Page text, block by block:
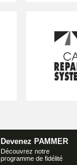
Devenez PAMMER
Découvrez notre
programme de fidélité